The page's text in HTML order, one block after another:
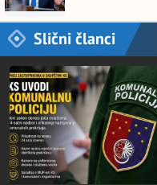
Slični članci